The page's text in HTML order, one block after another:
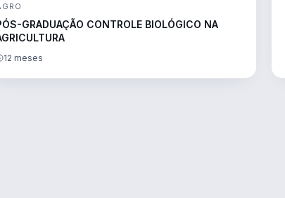
GRADUAÇÃO CONTROLE BIOLÓGICO NA
12 meses